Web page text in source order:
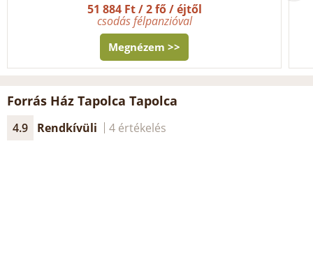
51 884 Ft / 2 fő / éjtől
csodás félpanzióval
Megnézem >>
Forrás Ház Tapolca Tapolca
4.9 Rendkívüli 4 értékelés